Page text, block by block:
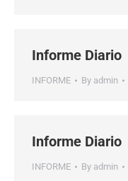
Informe Diario
INFORME By admin
Informe Diario
INFORME By admin